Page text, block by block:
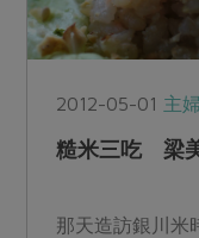
2012-05-01 主
糙米三吃 梁
那天造訪銀川米